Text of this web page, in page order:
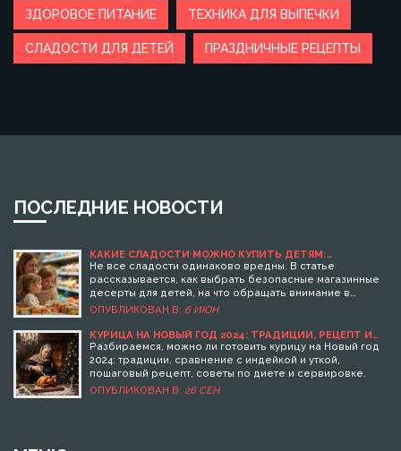
ЗДОРОВОЕ ПИТАНИЕ ТЕХНИКА ДЛЯ ВЫПЕЧКИ
СЛАДОСТИ ДЛЯ ДЕТЕЙ ПРАЗДНИЧНЫЕ РЕЦЕПТЫ
ПОСЛЕДНИЕ НОВОСТИ
КАКИЕ СЛАДОСТИ МОЖНО КУПИТЬ ДЕТЯМ:
ВЫБИРАЕМ ПОЛЕЗНЫЙ ДЕСЕРТ
Не все сладости одинаково вредны. В статье
рассказывается, как выбрать безопасные магазинные
десерты для детей, на что обращать внимание в
составе, и какие продукты могут стать достойной
интересные факты о сахаре и скрытых добавках. Даны
примеры конкретных сладостей, которые можно
купить, и советы по чтению этикеток. Материал
основан на личном опыте и последних рекомендациях
специалистов по питанию.
ОПУБЛИКОВАН В: 6 ИЮН
КУРИЦА НА НОВЫЙ ГОД 2024: ТРАДИЦИИ, РЕЦЕПТ И
СРАВНЕНИЕ С ДРУГИМИ ПТИЦАМИ
Разбираемся, можно ли готовить курицу на Новый год
2024: традиции, сравнение с индейкой и уткой,
пошаговый рецепт, советы по диете и сервировке.
ОПУБЛИКОВАН В: 26 СЕН